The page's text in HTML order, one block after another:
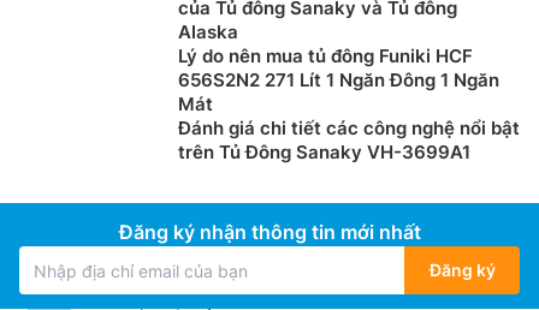
của Tủ đông Sanaky và Tủ đông
Alaska
Lý do nên mua tủ đông Funiki HCF
656S2N2 271 Lít 1 Ngăn Đông 1 Ngăn
Mát
Đánh giá chi tiết các công nghệ nổi bật
trên Tủ Đông Sanaky VH-3699A1
Đăng ký nhận thông tin mới nhất
Đăng ký